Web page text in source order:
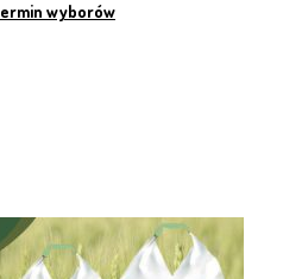
wyborów